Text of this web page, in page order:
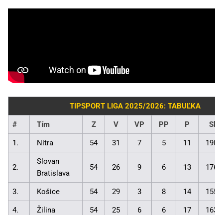
TIPSPORT LIGA 2025/2026: TABUĽKA
# Tím Z V VP PP P
1. Nitra 54 31 7 5 11
2.
Slovan
Bratislava
54 26 9 6 13
3. Košice 54 29 3 8 14
4. Žilina 54 25 6 6 17